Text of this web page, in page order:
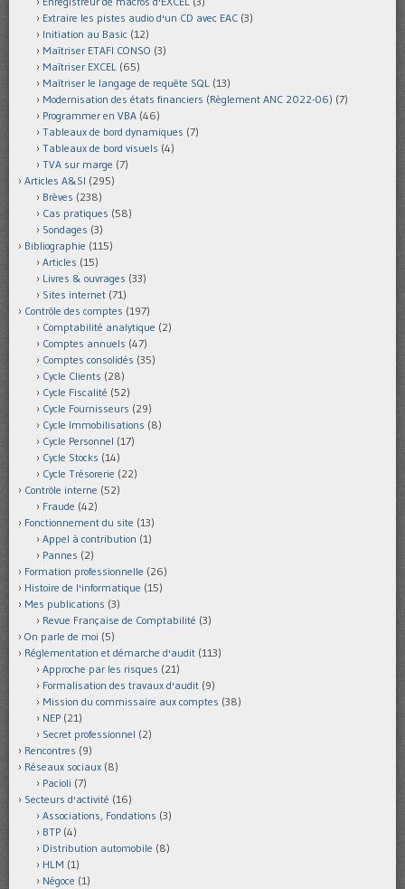
Extraire les pistes audio d'un CD avec EAC (3)
Initiation au Basic (12)
Maîtriser ETAFI CONSO (3)
Maîtriser EXCEL (65)
Maîtriser le langage de requête SQL (13)
Modernisation des états financiers (Règlement ANC 2022-06) (7)
Programmer en VBA (46)
Tableaux de bord dynamiques (7)
Tableaux de bord visuels (4)
TVA sur marge (7)
Articles A&SI (295)
Brèves (238)
Cas pratiques (58)
Sondages (3)
Bibliographie (115)
Articles (15)
Livres & ouvrages (33)
Sites internet (71)
Contrôle des comptes (197)
Comptabilité analytique (2)
Comptes annuels (47)
Comptes consolidés (35)
Cycle Clients (28)
Cycle Fiscalité (52)
Cycle Fournisseurs (29)
Cycle Immobilisations (8)
Cycle Personnel (17)
Cycle Stocks (14)
Cycle Trésorerie (22)
Contrôle interne (52)
Fraude (42)
Fonctionnement du site (13)
Appel à contribution (1)
Pannes (2)
Formation professionnelle (26)
Histoire de l'informatique (15)
Mes publications (3)
Revue Française de Comptabilité (3)
On parle de moi (5)
Réglementation et démarche d'audit (113)
Approche par les risques (21)
Formalisation des travaux d'audit (9)
Mission du commissaire aux comptes (38)
NEP (21)
Secret professionnel (2)
Rencontres (9)
Réseaux sociaux (8)
Pacioli (7)
Secteurs d'activité (16)
Associations, Fondations (3)
BTP (4)
Distribution automobile (8)
HLM (1)
Négoce (1)